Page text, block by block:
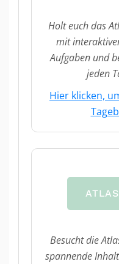
Holt euch das
mit
Aufgaben und
jeden
Hier klicken,
Besucht die
spannende